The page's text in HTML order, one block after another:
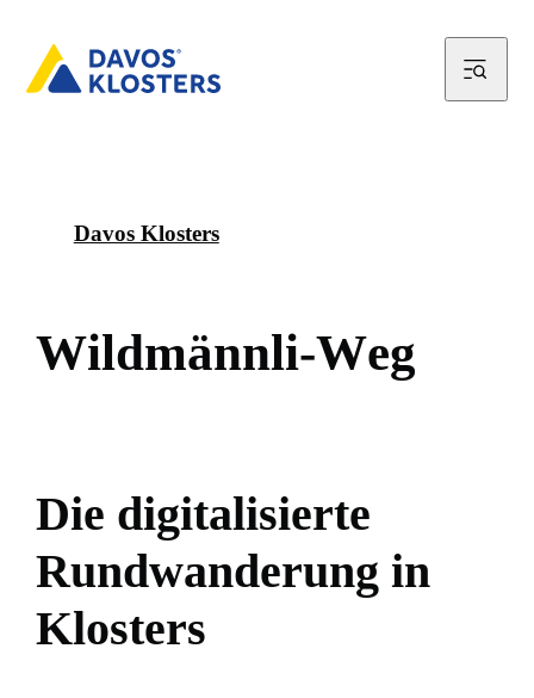
Davos Klosters
Wildmännli-Weg
Die digitalisierte
Rundwanderung in
Klosters